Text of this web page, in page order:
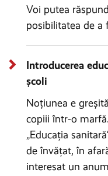
Voi putea
posibilitatea de a
Introducerea
școli
Noţiunea e
copiii într-o
„Educaţia
de învăţat, în
interesat un